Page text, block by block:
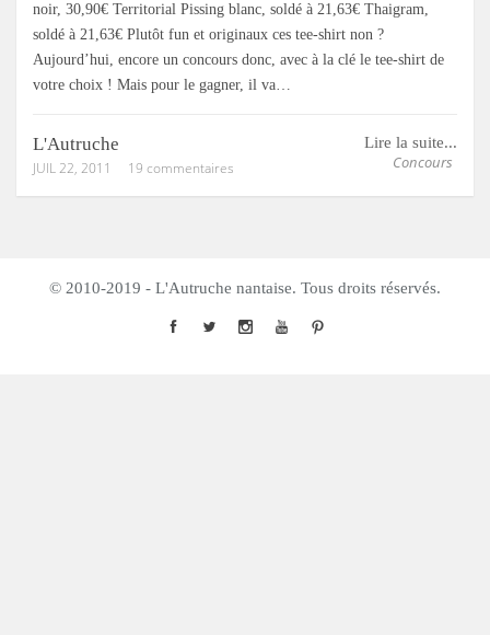
noir, 30,90€ Territorial Pissing blanc, soldé à 21,63€ Thaigram,
soldé à 21,63€ Plutôt fun et originaux ces tee-shirt non ?
Aujourd’hui, encore un concours donc, avec à la clé le tee-shirt de
votre choix ! Mais pour le gagner, il va…
Lire la suite...
Concours
L'Autruche
JUIL 22, 2011 19 commentaires
© 2010-2019 - L'Autruche nantaise. Tous droits réservés.